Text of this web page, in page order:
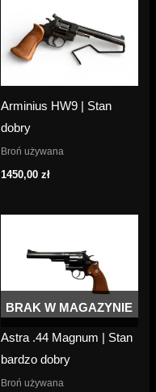
Arminius HW9 | Stan
dobry
Broń używana
1450,00 zł
BRAK W MAGAZYNIE
Astra .44 Magnum | Stan
bardzo dobry
Broń używana